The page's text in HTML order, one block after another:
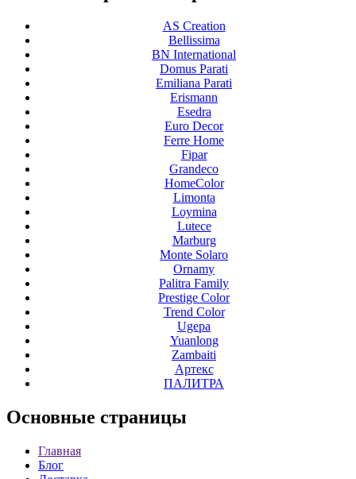
AS Creation
Bellissima
BN International
Domus Parati
Emiliana Parati
Erismann
Esedra
Euro Decor
Ferre Home
Fipar
Grandeco
HomeColor
Limonta
Loymina
Lutece
Marburg
Monte Solaro
Ornamy
Palitra Family
Prestige Color
Trend Color
Ugepa
Yuanlong
Zambaiti
Артекс
ПАЛИТРА
Основные страницы
Главная
Блог